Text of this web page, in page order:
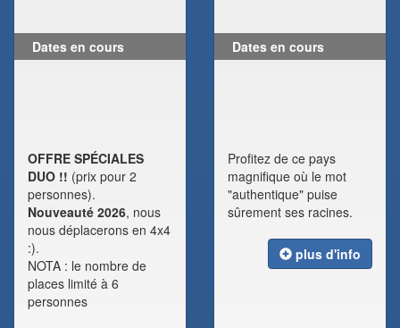
Dates en cours
OFFRE SPÉCIALES
DUO !! (prix pour 2
personnes).
Nouveauté 2026, nous
nous déplacerons en 4x4
:).
NOTA : le nombre de
places limité à 6
personnes
Dates en cours
Profitez de ce pays
magnifique où le mot
"authentique" puise
sûrement ses racines.
plus d'info